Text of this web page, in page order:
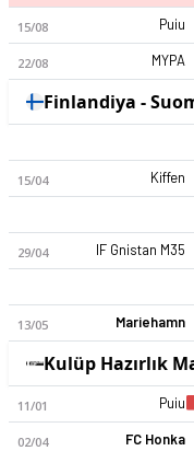
Puiu 2026 sezonu |
15/08 Puiu
22/08 MYPA
Finlandiya -
15/04 Kiffen
29/04 IF Gnistan M35
13/05 Mariehamn
Kulüp Hazırlık
11/01 Puiu
02/04 FC Honka